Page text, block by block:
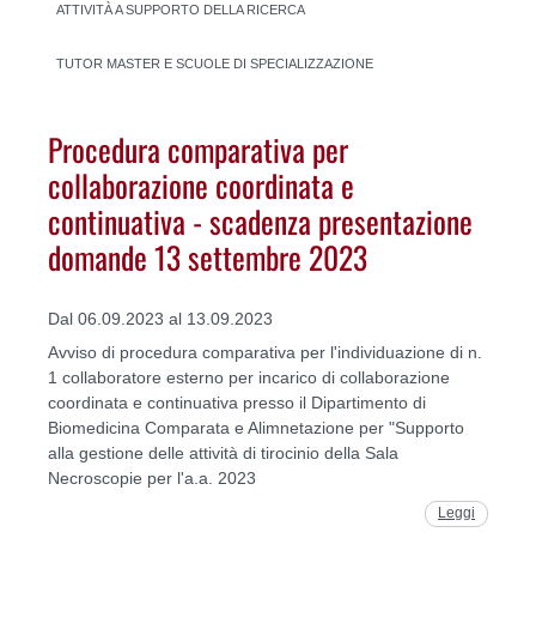
ATTIVITÀ A SUPPORTO DELLA RICERCA
TUTOR MASTER E SCUOLE DI SPECIALIZZAZIONE
Procedura comparativa per
collaborazione coordinata e
continuativa - scadenza presentazione
domande 13 settembre 2023
Dal 06.09.2023 al 13.09.2023
Avviso di procedura comparativa per l'individuazione di n.
1 collaboratore esterno per incarico di collaborazione
coordinata e continuativa presso il Dipartimento di
Biomedicina Comparata e Alimnetazione per "Supporto
alla gestione delle attività di tirocinio della Sala
Necroscopie per l'a.a. 2023
Leggi